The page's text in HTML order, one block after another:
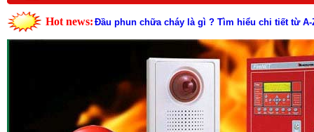
Hot news: Lý do nên chọn hệ thống báo cháy Hochiki cho
Cấu tạo và nguyên lý hoạt động của báo cháy
Tìm hiểu chi tiết về hệ thống báo cháy Horing
Các loại thang dây thoát hiểm phổ biến trên thị
Thang dây thoát hiểm có tác dụng gì trong tình
Cấu tạo đầu phun chữa cháy trong hệ thống
Kim thu sét là gì? Cấu tạo, nguyên lý hoạt động
Đầu phun chữa cháy là gì và nguyên lý hoạt động
Đầu phun chữa cháy là gì ? Tìm hiểu chi tiết từ A-